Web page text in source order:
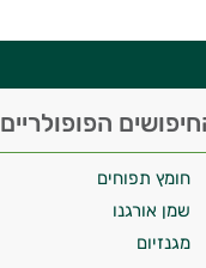
הפופולריים
חומץ תפוחים
שמן אורגנו
מגנזיום